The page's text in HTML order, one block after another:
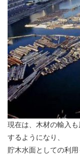
現在は、木材の輸入
するようになり、
貯木水面としての利用